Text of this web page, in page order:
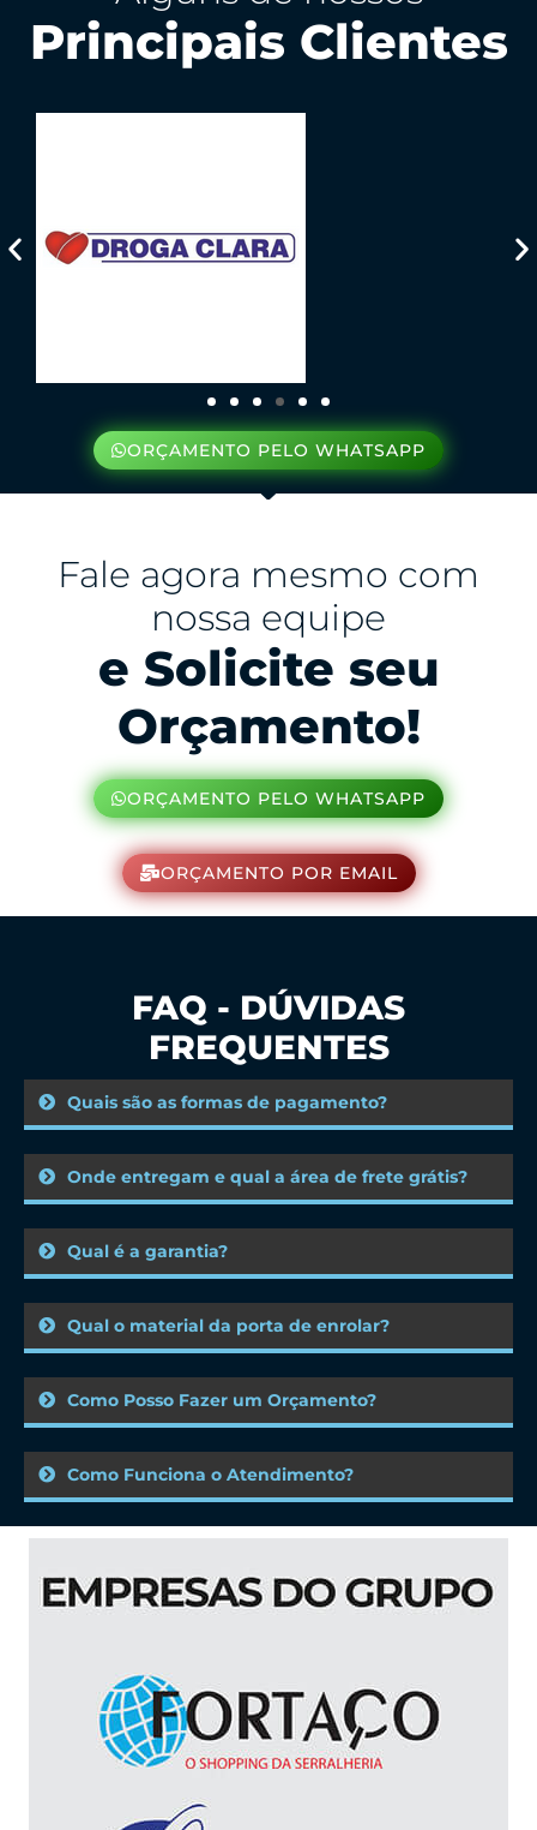
Principais Clientes
ORÇAMENTO PELO WHATSAPP
Fale agora mesmo com
nossa equipe
e Solicite seu
Orçamento!
ORÇAMENTO PELO WHATSAPP
ORÇAMENTO POR EMAIL
FAQ - DÚVIDAS
FREQUENTES
Quais são as formas de pagamento?
Onde entregam e qual a área de frete grátis?
Qual é a garantia?
Qual o material da porta de enrolar?
Como Posso Fazer um Orçamento?
Como Funciona o Atendimento?